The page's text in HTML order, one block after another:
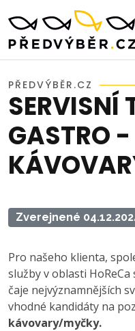
PŘEDVÝBĚR.CZ
SERVISNÍ
GASTRO -
Zverejnené
Pro našeho klienta,
služby v oblasti
čaje nejvýznamnějších
vhodné kandidáty na
kávovary/myčky.